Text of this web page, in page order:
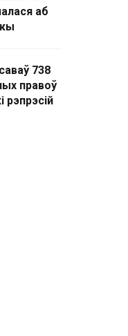
аб
738
правоў
рэпрэсій